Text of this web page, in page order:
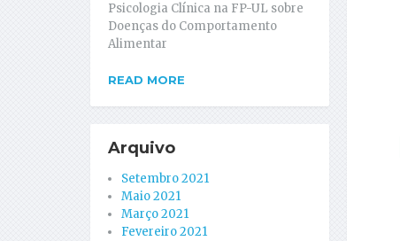
Psicologia Clínica na FP-UL sobre
Doenças do Comportamento
Alimentar
READ MORE
Arquivo
Setembro 2021
Maio 2021
Março 2021
Fevereiro 2021